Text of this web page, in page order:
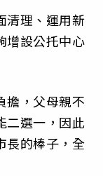
清理、運用新
增設公托中心
擔，父母親不
二選一，因此
長的棒子，全